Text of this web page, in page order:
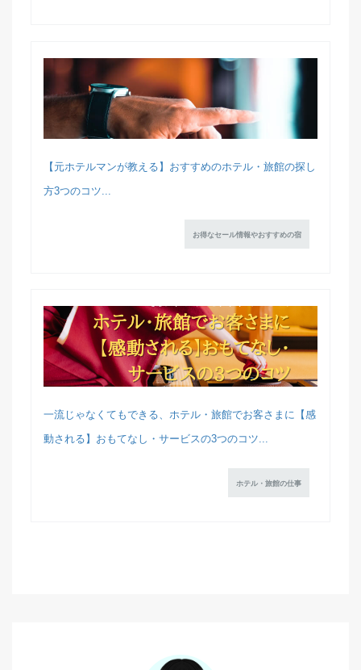
【元ホテルマンが教える】おすすめのホテル・旅館の探し
方3つのコツ...
お得なセール情報やおすすめの宿
一流じゃなくてもできる、ホテル・旅館でお客さまに【感
動される】おもてなし・サービスの3つのコツ...
ホテル・旅館の仕事